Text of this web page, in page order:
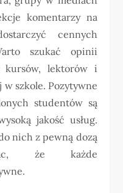
komentarzy na
cennych
szukać opinii
kursów, lektorów i
szkole. Pozytywne
studentów są
jakość usług.
nich z pewną dozą
że każde